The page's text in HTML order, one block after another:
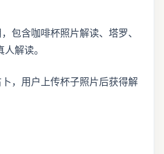
包含咖啡杯照片解读、塔罗、
解读。
，用户上传杯子照片后获得解